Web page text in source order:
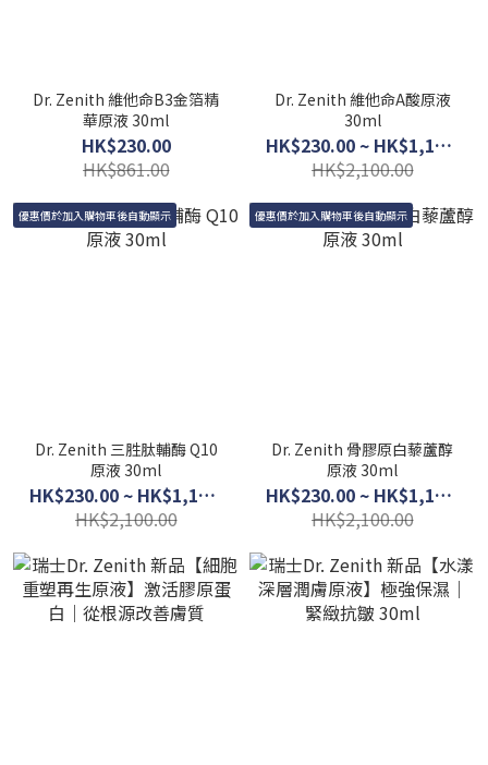
Dr. Zenith 維他命B3金箔精
華原液 30ml
HK$230.00
HK$861.00
Dr. Zenith 維他命A酸原液
30ml
HK$230.00 ~ HK$1,150.00
HK$2,100.00
優惠價於加入購物車後自動顯示
Dr. Zenith 三胜肽輔酶 Q10
原液 30ml
HK$230.00 ~ HK$1,150.00
HK$2,100.00
優惠價於加入購物車後自動顯示
Dr. Zenith 骨膠原白藜蘆醇
原液 30ml
HK$230.00 ~ HK$1,150.00
HK$2,100.00